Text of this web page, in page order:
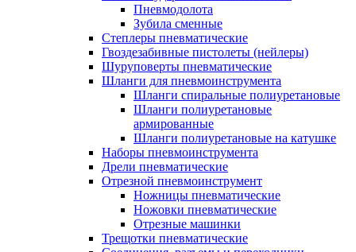
Пневмодолота
Зубила сменные
Степлеры пневматические
Гвоздезабивные пистолеты (нейлеры)
Шуруповерты пневматические
Шланги для пневмоинструмента
Шланги спиральные полиуретановые
Шланги полиуретановые
армированные
Шланги полиуретановые на катушке
Наборы пневмоинструмента
Дрели пневматические
Отрезной пневмоинструмент
Ножницы пневматические
Ножовки пневматические
Отрезные машинки
Трещотки пневматические